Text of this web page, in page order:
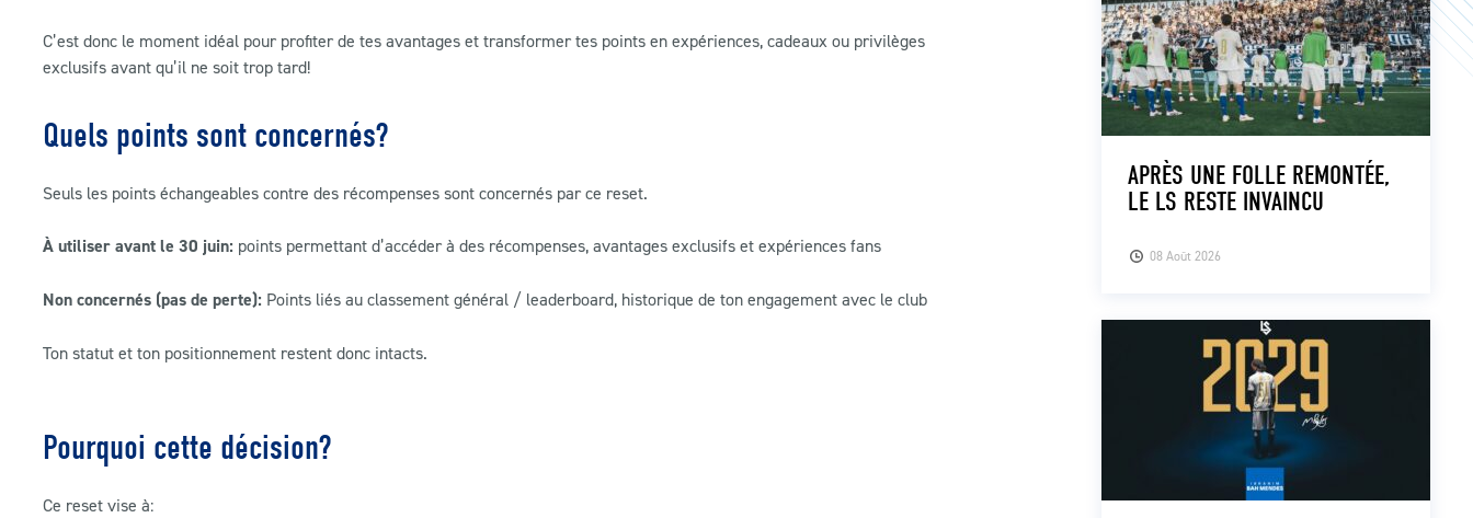
C’est donc le moment idéal pour profiter de tes avantages et transformer tes points en expériences, cadeaux ou privilèges
exclusifs avant qu’il ne soit trop tard!
Quels points sont concernés?
Seuls les points échangeables contre des récompenses sont concernés par ce reset.
À utiliser avant le 30 juin: points permettant d’accéder à des récompenses, avantages exclusifs et expériences fans
Non concernés (pas de perte): Points liés au classement général / leaderboard, historique de ton engagement avec le club
Ton statut et ton positionnement restent donc intacts.
Pourquoi cette décision?
Ce reset vise à:
08 Août 2026
APRÈS UNE FOLLE REMONTÉE,
LE LS RESTE INVAINCU